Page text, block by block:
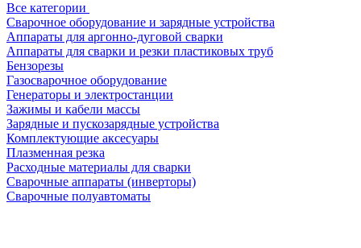
Все категории
Сварочное оборудование и зарядные устройства
Аппараты для аргонно-дуговой сварки
Аппараты для сварки и резки пластиковых труб
Бензорезы
Газосварочное оборудование
Генераторы и электростанции
Зажимы и кабели массы
Зарядные и пускозарядные устройства
Комплектующие аксесуары
Плазменная резка
Расходные материалы для сварки
Сварочные аппараты (инверторы)
Сварочные полуавтоматы